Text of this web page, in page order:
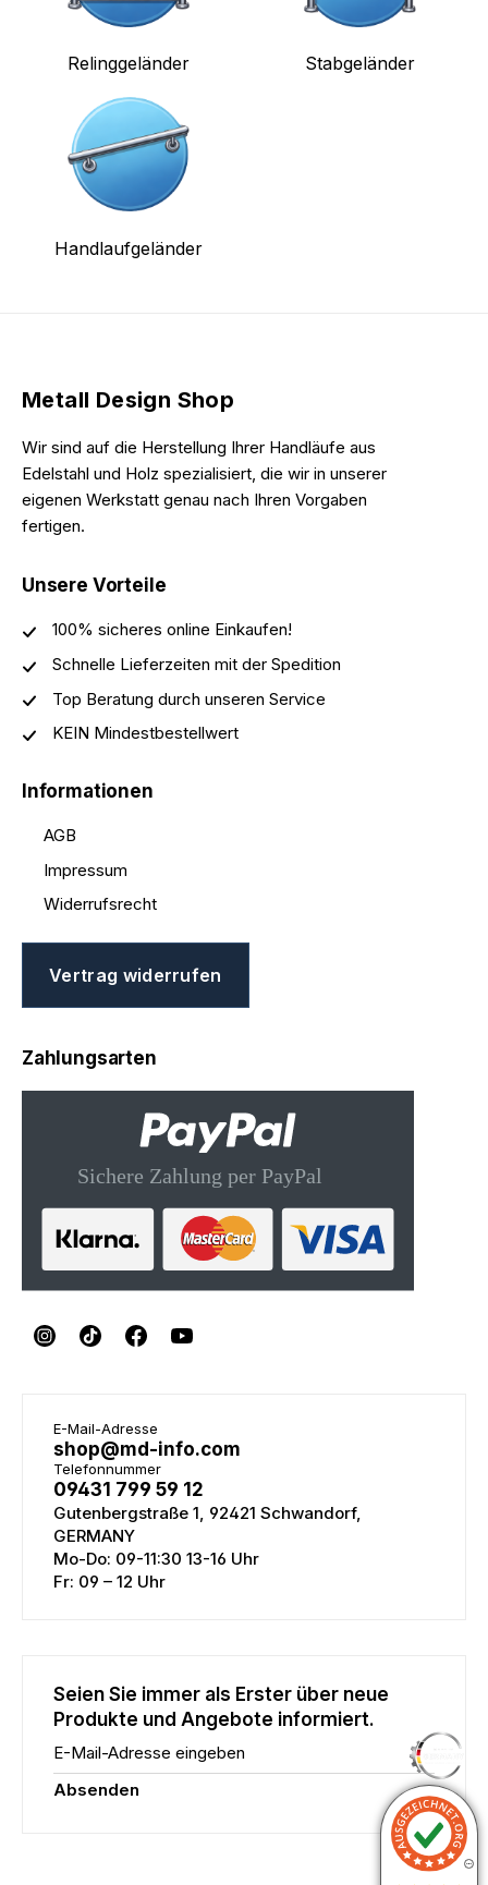
Relinggeländer Stabgeländer
Handlaufgeländer
Metall Design Shop
Wir sind auf die Herstellung Ihrer Handläufe aus
Edelstahl und Holz spezialisiert, die wir in unserer
eigenen Werkstatt genau nach Ihren Vorgaben
fertigen.
Unsere Vorteile
100% sicheres online Einkaufen!
Schnelle Lieferzeiten mit der Spedition
Top Beratung durch unseren Service
KEIN Mindestbestellwert
Informationen
AGB
Impressum
Widerrufsrecht
Vertrag widerrufen
Zahlungsarten
E-Mail-Adresse
shop@md-info.com
Telefonnummer
09431 799 59 12
Gutenbergstraße 1, 92421 Schwandorf,
GERMANY
Mo-Do: 09-11:30 13-16 Uhr
Fr: 09 – 12 Uhr
Seien Sie immer als Erster über neue
Produkte und Angebote informiert.
E-Mail-Adresse eingeben
Absenden